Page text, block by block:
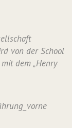
von der School
dem „Henry